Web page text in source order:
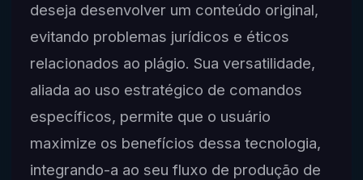
deseja desenvolver um conteúdo original,
evitando problemas jurídicos e éticos
relacionados ao plágio. Sua versatilidade,
aliada ao uso estratégico de comandos
específicos, permite que o usuário
maximize os benefícios dessa tecnologia,
integrando-a ao seu fluxo de produção de